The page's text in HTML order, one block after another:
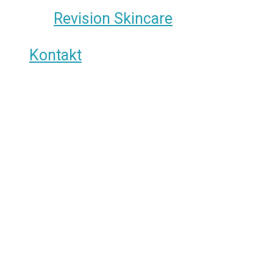
Revision Skincare
Kontakt